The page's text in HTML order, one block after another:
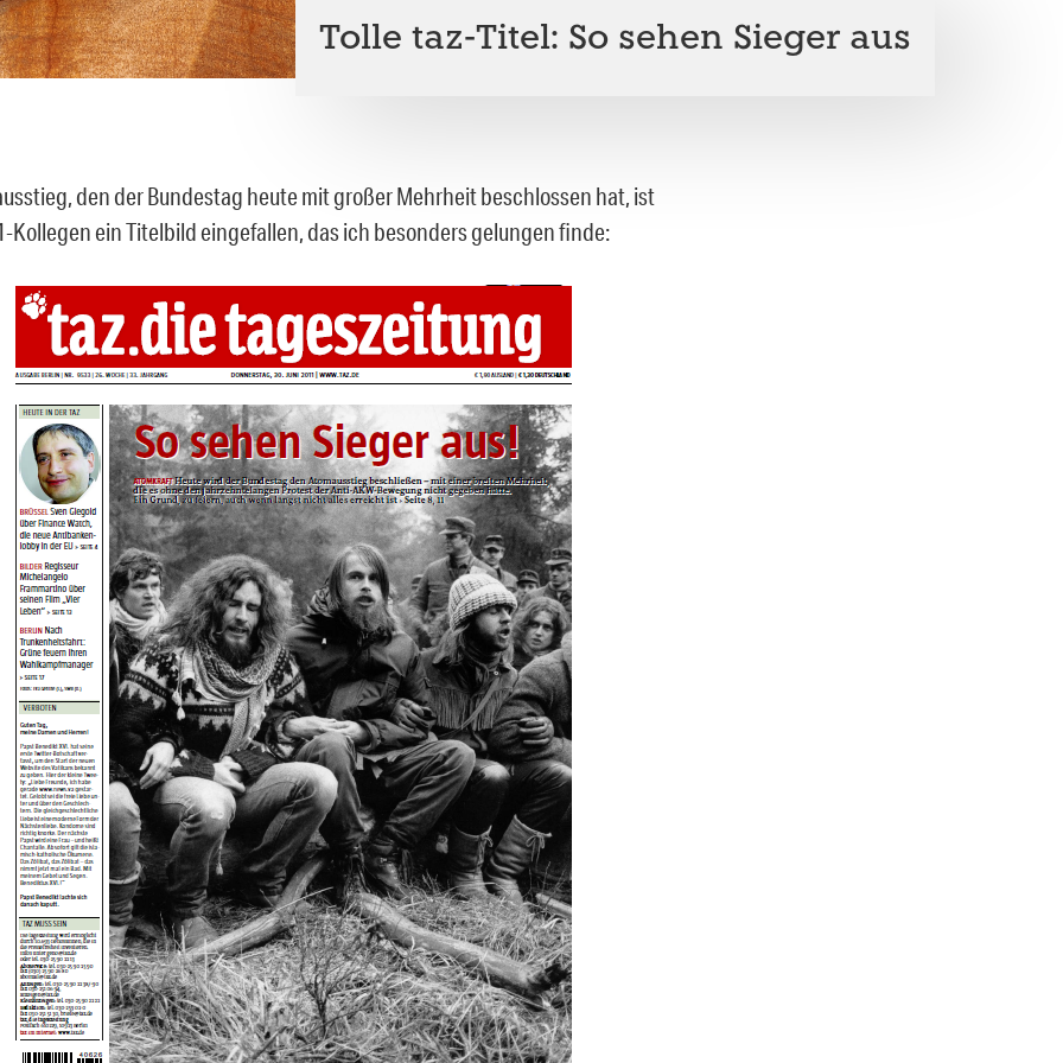
Tolle taz-Titel: So sehen Sieger aus
den der Bundestag heute mit großer Mehrheit beschlossen hat, ist
Kollegen ein Titelbild eingefallen, das ich besonders gelungen finde: